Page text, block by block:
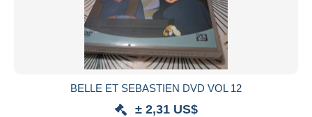
BELLE ET SEBASTIEN DVD VOL 12
± 2,31 US$